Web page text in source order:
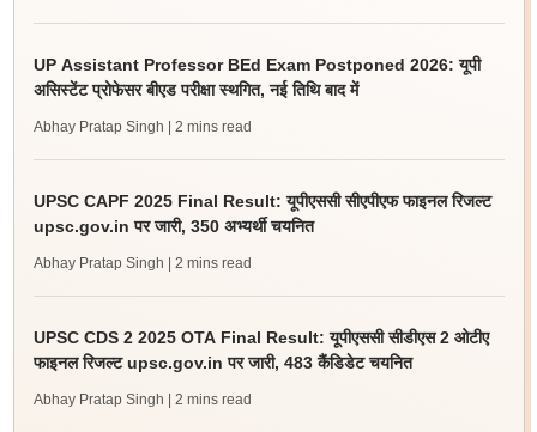
UP Assistant Professor BEd Exam Postponed 2026: यूपी
असिस्टेंट प्रोफेसर बीएड परीक्षा स्थगित, नई तिथि बाद में
Abhay Pratap Singh | 2 mins read
UPSC CAPF 2025 Final Result: यूपीएससी सीएपीएफ फाइनल रिजल्ट
upsc.gov.in पर जारी, 350 अभ्यर्थी चयनित
Abhay Pratap Singh | 2 mins read
UPSC CDS 2 2025 OTA Final Result: यूपीएससी सीडीएस 2 ओटीए
फाइनल रिजल्ट upsc.gov.in पर जारी, 483 कैंडिडेट चयनित
Abhay Pratap Singh | 2 mins read